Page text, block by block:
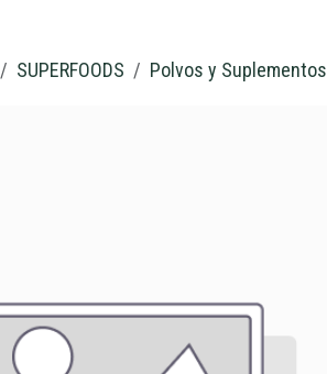
SUPERFOODS Polvos y Suplementos